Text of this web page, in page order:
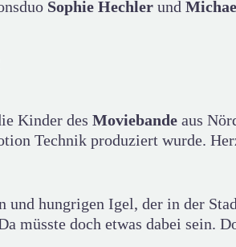
Sophie Hechler und
Kinder des Moviebande aus
Technik produziert wurde.
hungrigen Igel, der in der
müsste doch etwas dabei sein.